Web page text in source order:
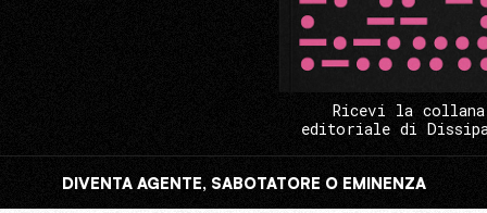
Ricevi la collana
editoriale di
DIVENTA AGENTE, SABOTATORE O EMINENZA